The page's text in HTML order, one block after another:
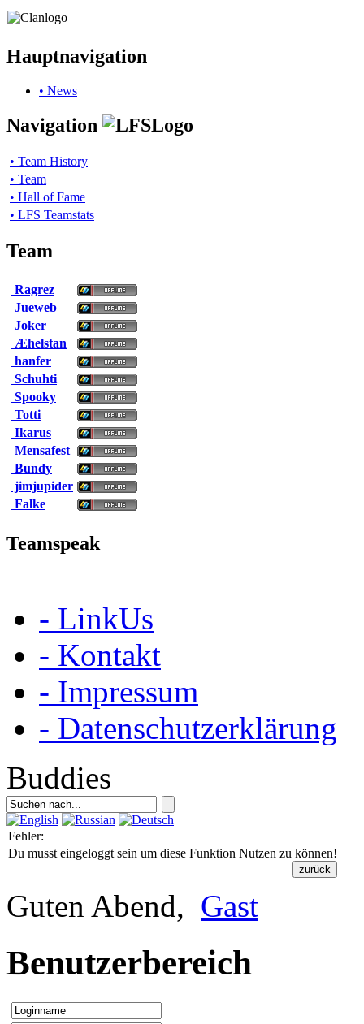
Hauptnavigation
• News
Navigation
• Team History
• Team
• Hall of Fame
• LFS Teamstats
Team
Ragrez
Jueweb
Joker
Æhelstan
hanfer
Schuhti
Spooky
Totti
Ikarus
Mensafest
Bundy
jimjupider
Falke
Teamspeak
- LinkUs
- Kontakt
- Impressum
- Datenschutzerklärung
Buddies
Fehler:
Du musst eingeloggt sein um diese Funktion Nutzen zu können!
Guten Abend, Gast
Benutzerbereich